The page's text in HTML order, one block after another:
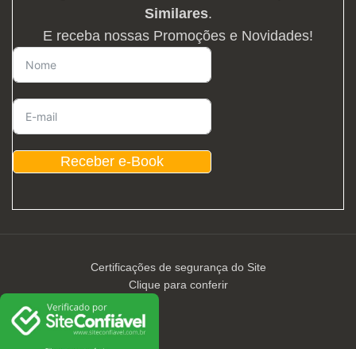
Similares.
E receba nossas Promoções e Novidades!
Receber e-Book
Certificações de segurança do Site
Clique para conferir